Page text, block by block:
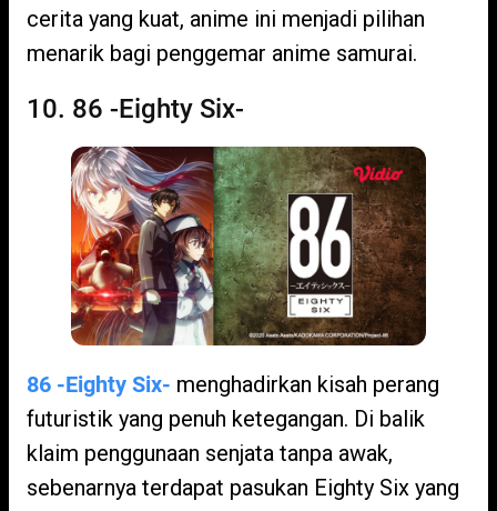
cerita yang kuat, anime ini menjadi pilihan
menarik bagi penggemar anime samurai.
10. 86 -Eighty Six-
86 -Eighty Six- menghadirkan kisah perang
futuristik yang penuh ketegangan. Di balik
klaim penggunaan senjata tanpa awak,
sebenarnya terdapat pasukan Eighty Six yang